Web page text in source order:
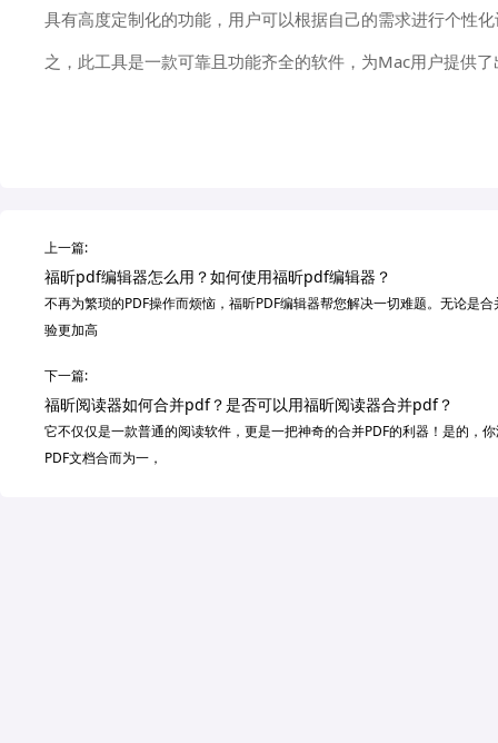
具有高度定制化的功能，用户可以根据自己的需求进行个性
之，此工具是一款可靠且功能齐全的软件，为Mac用户提供
上一篇:
福昕pdf编辑器怎么用？如何使用福昕pdf编辑器？
不再为繁琐的PDF操作而烦恼，福昕PDF编辑器帮您解决一切难题。无论是
验更加高
下一篇:
福昕阅读器如何合并pdf？是否可以用福昕阅读器合并pdf？
它不仅仅是一款普通的阅读软件，更是一把神奇的合并PDF的利器！是的，
PDF文档合而为一，